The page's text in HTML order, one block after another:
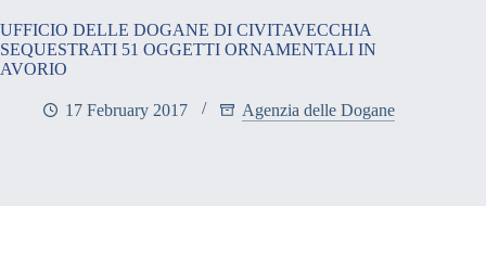
UFFICIO DELLE DOGANE DI CIVITAVECCHIA
SEQUESTRATI 51 OGGETTI ORNAMENTALI IN
AVORIO
17 February 2017 Agenzia delle Dogane